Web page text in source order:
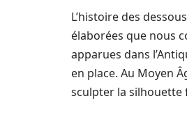
L’histoire des
élaborées que nous
apparues dans
en place. Au Moyen
sculpter la silhouette